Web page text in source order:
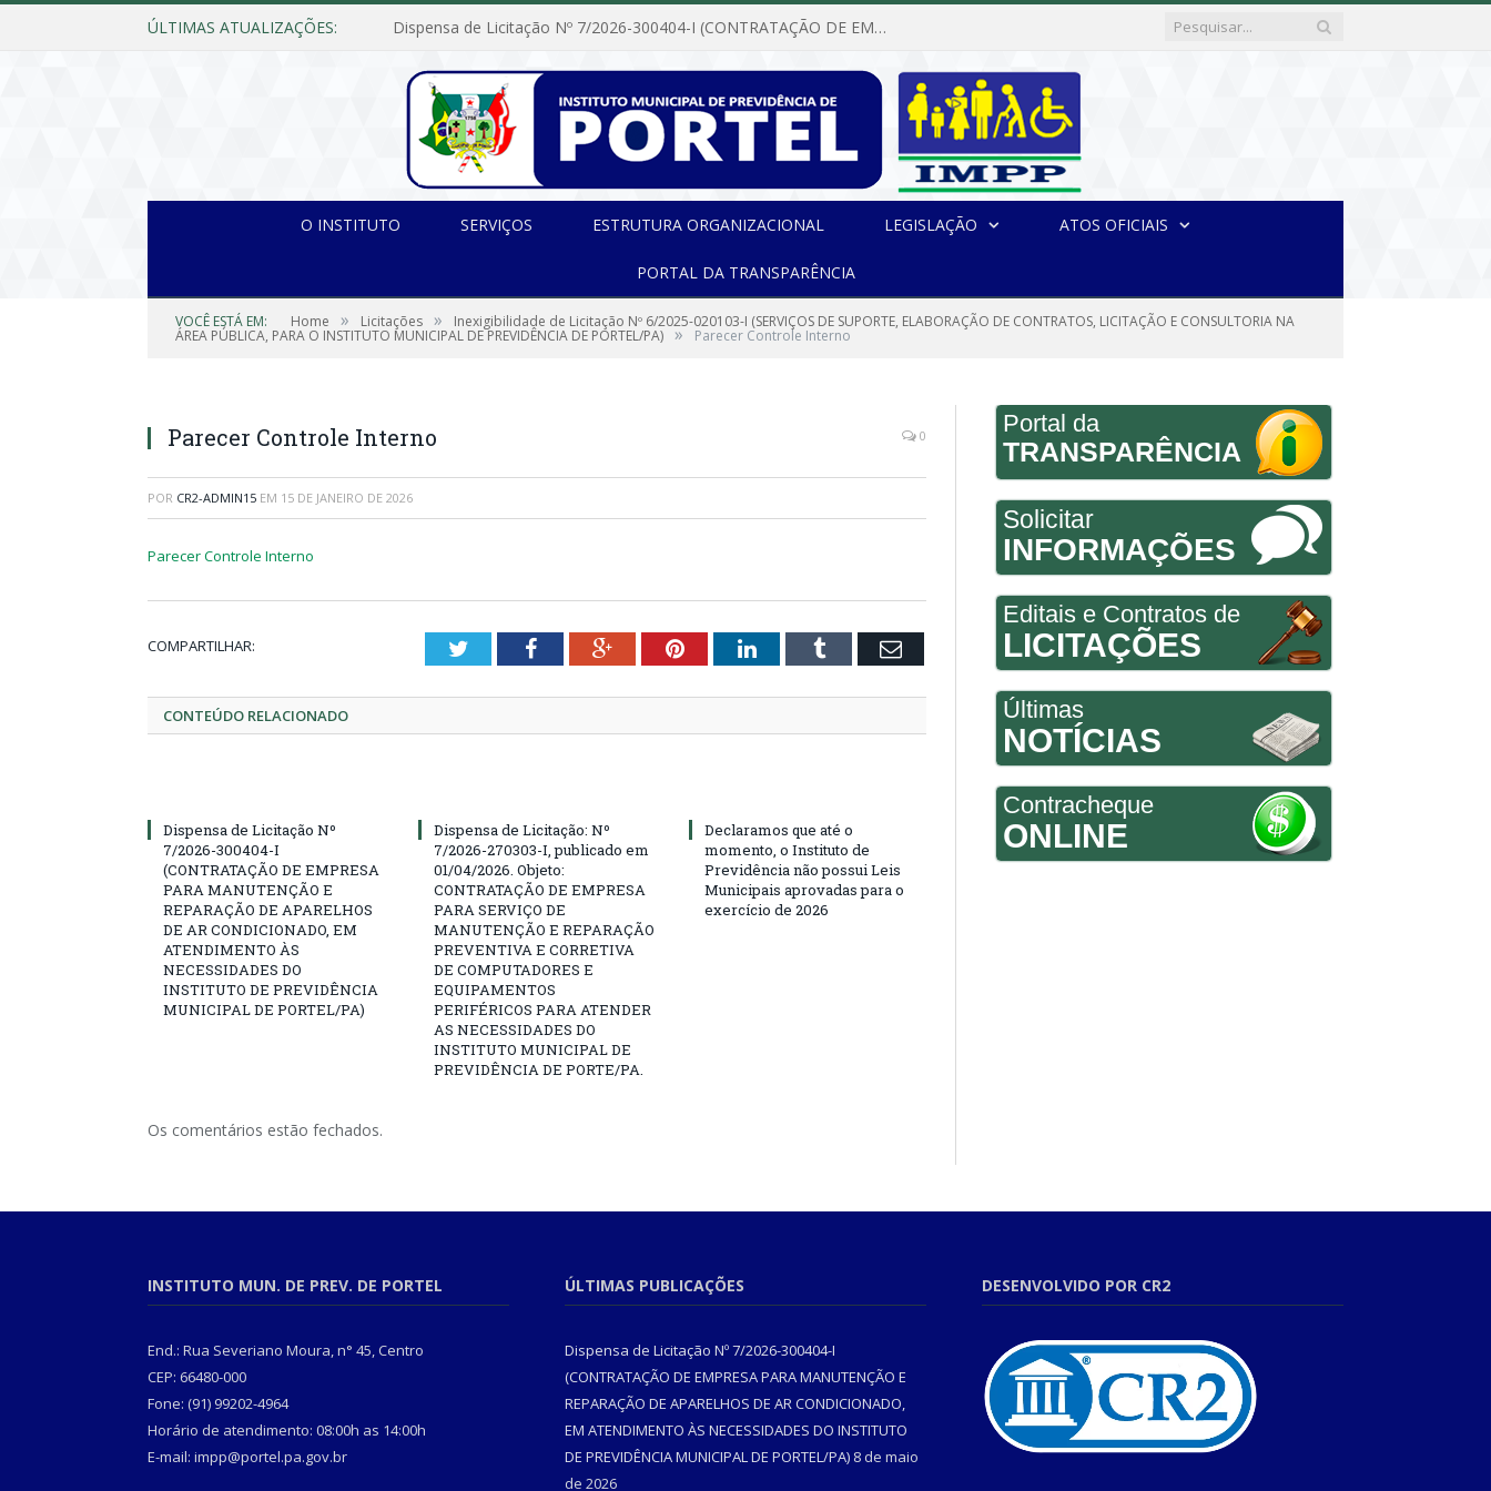
ÚLTIMAS ATUALIZAÇÕES: Dispensa de Licitação Nº 7/2026-300404-I (CONTRATAÇÃO DE EMPRESA PARA MANUTENÇÃO E REPARAÇÃO DE APARELHOS DE AR CONDICIONADO, EM ATENDIMENTO ÀS NECESSIDADES DO INSTITUTO DE PREVIDÊNCIA MUNICIPAL DE PORTEL/PA)
O INSTITUTO SERVIÇOS ESTRUTURA ORGANIZACIONAL LEGISLAÇÃO ATOS OFICIAIS
PORTAL DA TRANSPARÊNCIA
VOCÊ ESTÁ EM: Home » Licitações » Inexigibilidade de Licitação Nº 6/2025-020103-I (SERVIÇOS DE SUPORTE, ELABORAÇÃO DE CONTRATOS, LICITAÇÃO E CONSULTORIA NA
ÁREA PÚBLICA, PARA O INSTITUTO MUNICIPAL DE PREVIDÊNCIA DE PORTEL/PA) » Parecer Controle Interno
Parecer Controle Interno 0
POR CR2-ADMIN15 EM 15 DE JANEIRO DE 2026
Parecer Controle Interno
COMPARTILHAR: TwitterFacebookGoogle+PinterestLinkedInTumblr Email
CONTEÚDO RELACIONADO
Dispensa de Licitação Nº
7/2026-300404-I
(CONTRATAÇÃO DE EMPRESA
PARA MANUTENÇÃO E
REPARAÇÃO DE APARELHOS
DE AR CONDICIONADO, EM
ATENDIMENTO ÀS
NECESSIDADES DO
INSTITUTO DE PREVIDÊNCIA
MUNICIPAL DE PORTEL/PA)
Dispensa de Licitação: Nº
7/2026-270303-I, publicado em
01/04/2026. Objeto:
CONTRATAÇÃO DE EMPRESA
PARA SERVIÇO DE
MANUTENÇÃO E REPARAÇÃO
PREVENTIVA E CORRETIVA
DE COMPUTADORES E
EQUIPAMENTOS
PERIFÉRICOS PARA ATENDER
AS NECESSIDADES DO
INSTITUTO MUNICIPAL DE
PREVIDÊNCIA DE PORTE/PA.
Declaramos que até o
momento, o Instituto de
Previdência não possui Leis
Municipais aprovadas para o
exercício de 2026
Os comentários estão fechados.
Portal da
TRANSPARÊNCIA
Solicitar
INFORMAÇÕES
Editais e Contratos de
LICITAÇÕES
Últimas
NOTÍCIAS
Contracheque
ONLINE
INSTITUTO MUN. DE PREV. DE PORTEL
End.: Rua Severiano Moura, n° 45, Centro
CEP: 66480-000
Fone: (91) 99202-4964
Horário de atendimento: 08:00h as 14:00h
E-mail: impp@portel.pa.gov.br
ÚLTIMAS PUBLICAÇÕES
Dispensa de Licitação Nº 7/2026-300404-I
(CONTRATAÇÃO DE EMPRESA PARA MANUTENÇÃO E
REPARAÇÃO DE APARELHOS DE AR CONDICIONADO,
EM ATENDIMENTO ÀS NECESSIDADES DO INSTITUTO
DE PREVIDÊNCIA MUNICIPAL DE PORTEL/PA) 8 de maio
de 2026
DESENVOLVIDO POR CR2